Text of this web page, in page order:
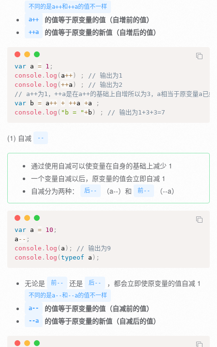
不同的是a++和++a的值不一样
a++
的值等于原变量的值（自增前的值）
++a 的值等于原变量的新值（自增后的值）
var a = 1 ;
console . log ( a++ ) ;
// 输出为1
console . log ( ++a ) ;
// 输出为2
// a++为1，++a是在a++的基础上自增所以为3，a相当于原变量a已经
var b = a++ + ++a +a
;
console . log ( "b = "+b ) ; // 输出为1+3+3=7
(1) 自减 --
通过使用自减可以使变量在自身的基础上减少 1
一个变量自减以后，原变量的值会立即自减 1
自减分为两种：
后-- （a--）和 前-- （--a）
var a = 10 ;
a -- ;
console . log ( a ) ;
// 输出为9
console . log ( typeof a ) ;
无论是 前-- 还是 后-- ，都会立即使原变量的值自减 1
不同的是a--和--a的值不一样
a--
的值等于原变量的值（自减前的值）
--a 的值等于原变量的新值（自减后的值）